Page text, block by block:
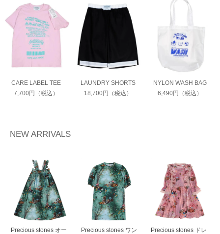
CARE LABEL TEE
7,700円（税込）
LAUNDRY SHORTS
18,700円（税込）
NYLON WASH BAG
6,490円（税込）
NEW ARRIVALS
Precious stones オー
Precious stones ワン
Precious stones ドレ